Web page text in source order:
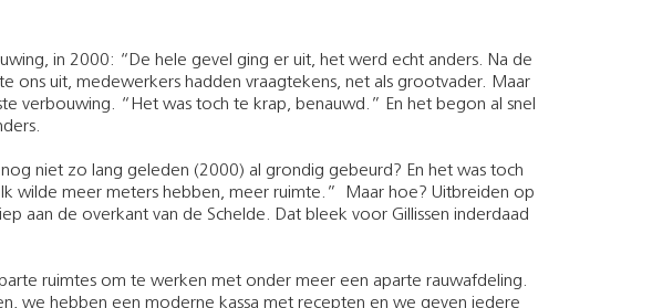
in 2000: “De hele gevel ging er uit, het werd echt anders. Na de
uit, medewerkers hadden vraagtekens, net als grootvader. Maar
verbouwing. “Het was toch te krap, benauwd.” En het begon al snel
niet zo lang geleden (2000) al grondig gebeurd? En het was toch
wilde meer meters hebben, meer ruimte.” Maar hoe? Uitbreiden op
aan de overkant van de Schelde. Dat bleek voor Gillissen inderdaad
ruimtes om te werken met onder meer een aparte rauwafdeling.
we hebben een moderne kassa met recepten en we geven iedere